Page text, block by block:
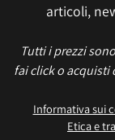
articoli,
Tutti i prezzi
fai click o acquisti
Informativa sui
Etica e